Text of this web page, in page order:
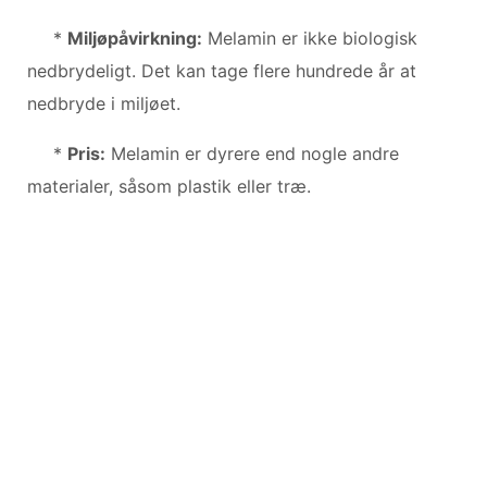
* Miljøpåvirkning: Melamin er ikke biologisk
nedbrydeligt. Det kan tage flere hundrede år at
nedbryde i miljøet.
* Pris: Melamin er dyrere end nogle andre
materialer, såsom plastik eller træ.